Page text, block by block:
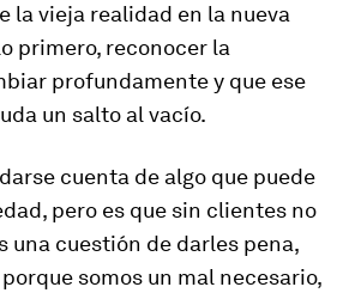
la vieja realidad en la nueva
primero, reconocer la
profundamente y que ese
un salto al vacío.
cuenta de algo que puede
pero es que sin clientes no
una cuestión de darles pena,
somos un mal necesario,